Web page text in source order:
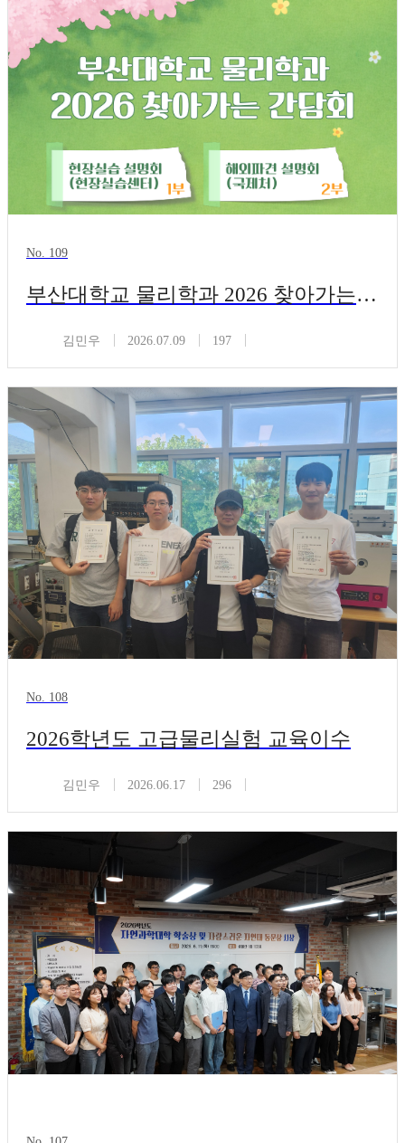
No. 109
부산대학교 물리학과 2026 찾아가는 간담회
김민우 2026.07.09 197
No. 108
2026학년도 고급물리실험 교육이수
김민우 2026.06.17 296